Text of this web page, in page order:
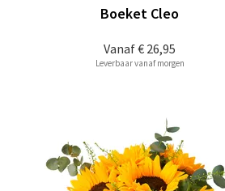
Vanaf€ 26,95
Boeket Cleo
Leverbaar vanaf morgen